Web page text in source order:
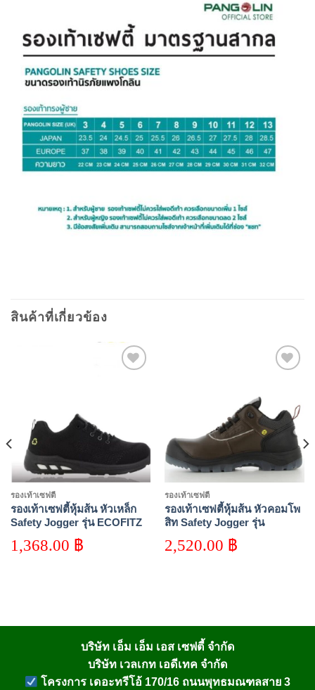
สินค้าที่เกี่ยวข้อง
รองเท้าเซฟตี้
รองเท้าเซฟตี้หุ้มส้น หัวเหล็ก
Safety Jogger รุ่น ECOFITZ
1,368.00 ฿
รองเท้าเซฟตี้
รองเท้าเซฟตี้หุ้มส้น หัวคอมโพ
สิท Safety Jogger รุ่น
PLUTO-EH SB
2,520.00 ฿
บริษัท เอ็ม เอ็ม เอส เซฟตี้ จำกัด
บริษัท เวลเกท เอดีเทค จำกัด
โครงการ เดอะทรีโอ้ 170/16 ถนนพุทธมณฑลสาย 3